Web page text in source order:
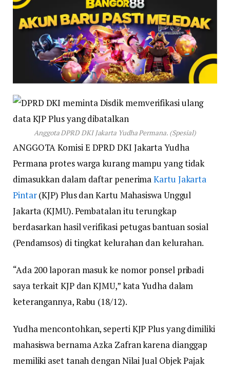
Anggota DPRD DKI Jakarta Yudha Permana. (Spesial)
ANGGOTA Komisi E DPRD DKI Jakarta Yudha
Permana protes warga kurang mampu yang tidak
dimasukkan dalam daftar penerimaKartu Jakarta
Pintar(KJP) Plus dan Kartu Mahasiswa Unggul
Jakarta (KJMU). Pembatalan itu terungkap
berdasarkan hasil verifikasi petugas bantuan sosial
(Pendamsos) di tingkat kelurahan dan kelurahan.
“Ada 200 laporan masuk ke nomor ponsel pribadi
saya terkait KJP dan KJMU,” kata Yudha dalam
keterangannya, Rabu (18/12).
Yudha mencontohkan, seperti KJP Plus yang dimiliki
mahasiswa bernama Azka Zafran karena dianggap
memiliki aset tanah dengan Nilai Jual Objek Pajak